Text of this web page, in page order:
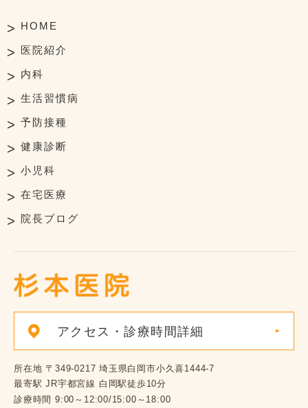
HOME
医院紹介
内科
生活習慣病
予防接種
健康診断
小児科
在宅医療
院長ブログ
アクセス・診療時間詳細
所在地 〒349-0217 埼玉県白岡市小久喜1444-7
最寄駅 JR宇都宮線 白岡駅徒歩10分
診療時間 9:00～12:00/15:00～18:00